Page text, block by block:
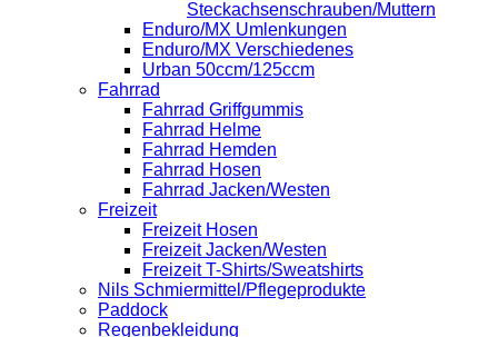
Steckachsenschrauben/Muttern
Enduro/MX Umlenkungen
Enduro/MX Verschiedenes
Urban 50ccm/125ccm
Fahrrad
Fahrrad Griffgummis
Fahrrad Helme
Fahrrad Hemden
Fahrrad Hosen
Fahrrad Jacken/Westen
Freizeit
Freizeit Hosen
Freizeit Jacken/Westen
Freizeit T-Shirts/Sweatshirts
Nils Schmiermittel/Pflegeprodukte
Paddock
Regenbekleidung